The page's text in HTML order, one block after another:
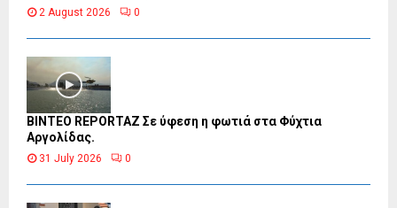
2 August 2026 0
BINTEO REPORTAZ Σε ύφεση η φωτιά στα Φύχτια
Αργολίδας.
31 July 2026 0